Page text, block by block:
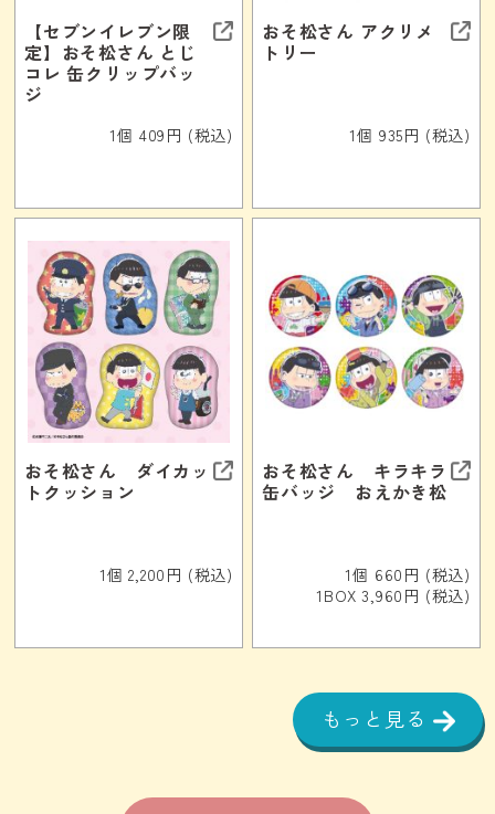
【セブンイレブン限
定】おそ松さん とじ
コレ 缶クリップバッ
ジ
1個 409円 (税込)
おそ松さん アクリメ
トリー
1個 935円 (税込)
おそ松さん ダイカッ
トクッション
1個 2,200円 (税込)
おそ松さん キラキラ
缶バッジ おえかき松
1個 660円 (税込)
1BOX 3,960円 (税込)
もっと見る